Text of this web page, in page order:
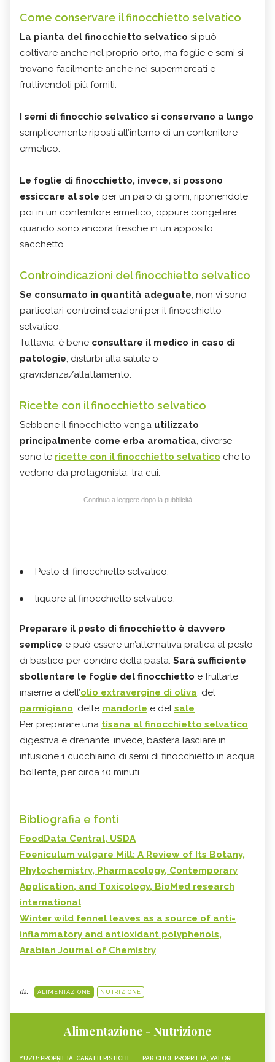
Come conservare il finocchietto selvatico
La pianta del finocchietto selvatico si può
coltivare anche nel proprio orto, ma foglie e semi si
trovano facilmente anche nei supermercati e
fruttivendoli più forniti.
I semi di finocchio selvatico si conservano a lungo
semplicemente riposti all’interno di un contenitore
ermetico.
Le foglie di finocchietto, invece, si possono
essiccare al sole per un paio di giorni, riponendole
poi in un contenitore ermetico, oppure congelare
quando sono ancora fresche in un apposito
sacchetto.
Controindicazioni del finocchietto selvatico
Se consumato in quantità adeguate, non vi sono
particolari controindicazioni per il finocchietto
selvatico.
Tuttavia, è bene consultare il medico in caso di
patologie, disturbi alla salute o
gravidanza/allattamento.
Ricette con il finocchietto selvatico
Sebbene il finocchietto venga utilizzato
principalmente come erba aromatica, diverse
sono le ricette con il finocchietto selvatico che lo
vedono da protagonista, tra cui:
Continua a leggere dopo la pubblicità
Pesto di finocchietto selvatico;
liquore al finocchietto selvatico.
Preparare il pesto di finocchietto è davvero
semplice e può essere un’alternativa pratica al pesto
di basilico per condire della pasta. Sarà sufficiente
sbollentare le foglie del finocchietto e frullarle
insieme a dell’olio extravergine di oliva, del
parmigiano, delle mandorle e del sale.
Per preparare una tisana al finocchietto selvatico
digestiva e drenante, invece, basterà lasciare in
infusione 1 cucchiaino di semi di finocchietto in acqua
bollente, per circa 10 minuti.
Bibliografia e fonti
FoodData Central, USDA
Foeniculum vulgare Mill: A Review of Its Botany,
Phytochemistry, Pharmacology, Contemporary
Application, and Toxicology, BioMed research
international
Winter wild fennel leaves as a source of anti-
inflammatory and antioxidant polyphenols,
Arabian Journal of Chemistry
da: ALIMENTAZIONE NUTRIZIONE
Alimentazione - Nutrizione
YUZU: PROPRIETÀ, CARATTERISTICHE PAK CHOI, PROPRIETÀ, VALORI